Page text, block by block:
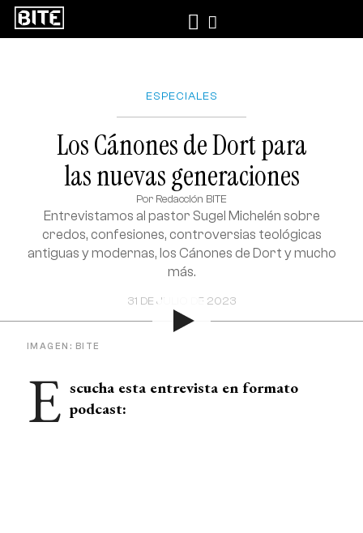
ESPECIALES
Los Cánones de Dort para
las nuevas generaciones
Por Redacción BITE
31 DE JULIO DE 2023
Entrevistamos al pastor Sugel Michelén sobre
credos, confesiones, controversias teológicas
antiguas y modernas, los Cánones de Dort y mucho
más.
IMAGEN: BITE
E scucha esta entrevista en formato
podcast: